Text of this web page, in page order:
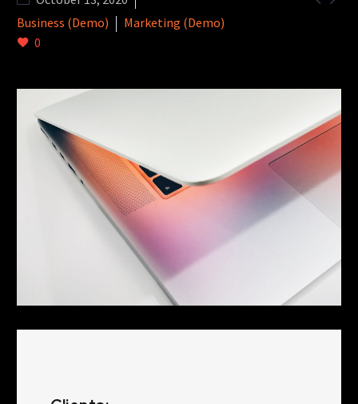
Business (Demo)
Marketing (Demo)
0